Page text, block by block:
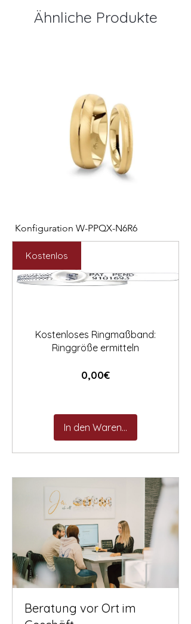
Ähnliche Produkte
Konfiguration W-PPQX-N6R6
Preis
2.127,00 €
Preis
Kostenlos
Kostenloses Ringmaßband:
Ringgröße ermitteln
0,00€Preis
In den Warenkorb
Beratung vor Ort im